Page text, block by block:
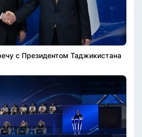
с Президентом Таджикистана